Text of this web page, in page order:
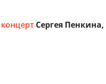
концертСергея Пенкина,